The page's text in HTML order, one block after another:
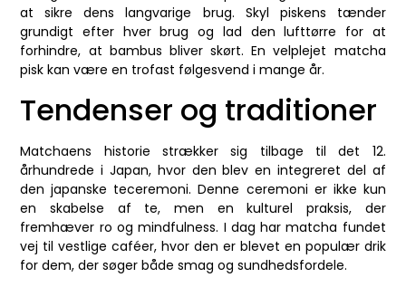
at sikre dens langvarige brug. Skyl piskens tænder
grundigt efter hver brug og lad den lufttørre for at
forhindre, at bambus bliver skørt. En velplejet matcha
pisk kan være en trofast følgesvend i mange år.
Tendenser og traditioner
Matchaens historie strækker sig tilbage til det 12.
århundrede i Japan, hvor den blev en integreret del af
den japanske teceremoni. Denne ceremoni er ikke kun
en skabelse af te, men en kulturel praksis, der
fremhæver ro og mindfulness. I dag har matcha fundet
vej til vestlige caféer, hvor den er blevet en populær drik
for dem, der søger både smag og sundhedsfordele.